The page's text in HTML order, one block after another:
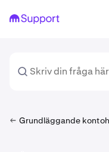
Grundläggande